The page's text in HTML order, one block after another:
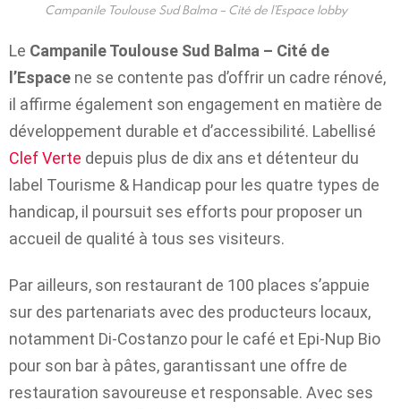
Campanile Toulouse Sud Balma – Cité de l’Espace lobby
Le Campanile Toulouse Sud Balma – Cité de
l’Espace ne se contente pas d’offrir un cadre rénové,
il affirme également son engagement en matière de
développement durable et d’accessibilité. Labellisé
Clef Verte depuis plus de dix ans et détenteur du
label Tourisme & Handicap pour les quatre types de
handicap, il poursuit ses efforts pour proposer un
accueil de qualité à tous ses visiteurs.
Par ailleurs, son restaurant de 100 places s’appuie
sur des partenariats avec des producteurs locaux,
notamment Di-Costanzo pour le café et Epi-Nup Bio
pour son bar à pâtes, garantissant une offre de
restauration savoureuse et responsable. Avec ses